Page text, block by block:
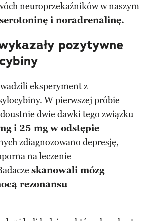
neuroprzekaźników w naszym
i noradrenalinę.
pozytywne
eksperyment z
W pierwszej próbie
dwie dawki tego związku
i 25 mg w odstępie
zdiagnozowano depresję,
na leczenie
skanowali mózg
rezonansu